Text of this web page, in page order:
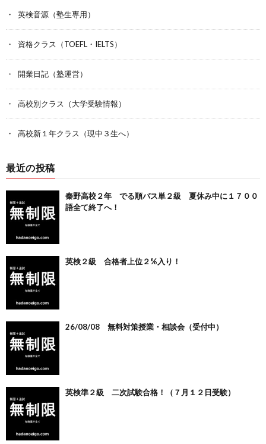
英検音源（塾生専用）
資格クラス（TOEFL・IELTS）
開業日記（塾運営）
高校別クラス（大学受験情報）
高校新１年クラス（現中３生へ）
最近の投稿
秦野高校２年 でる順パス単２級 夏休み中に１７００
語全て終了へ！
英検２級 合格者上位２%入り！
26/08/08 無料対策授業・相談会（受付中）
英検準２級 二次試験合格！（７月１２日受験）